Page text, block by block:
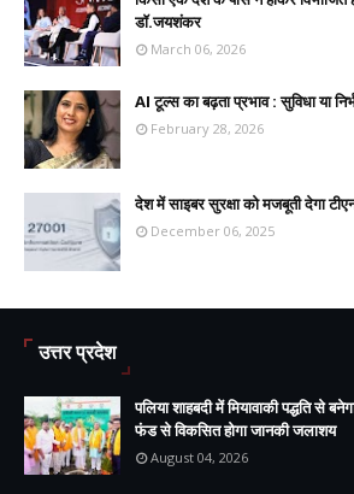
डॉ.जयशंकर
March 06, 2026
AI टूल्स का बढ़ता प्रभाव : सुविधा या
February 28, 2026
देश में साइबर सुरक्षा को मजबूती देगा
December 06, 2025
उत्तर प्रदेश
पलिया शाहबदी में मियावाकी पद्धति से
फंड से विकसित होगा जानकी जलाशय
August 04, 2026